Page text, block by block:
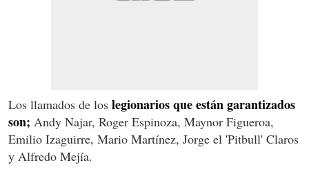
Los llamados de los legionarios que están garantizados
son; Andy Najar, Roger Espinoza, Maynor Figueroa,
Emilio Izaguirre, Mario Martínez, Jorge el 'Pitbull' Claros
y Alfredo Mejía.